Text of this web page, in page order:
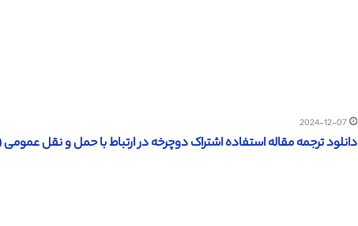
2024-12-07
دانلود ترجمه مقاله استفاده اشتراک دوچرخه در ارتباط با حمل و نقل عمومی